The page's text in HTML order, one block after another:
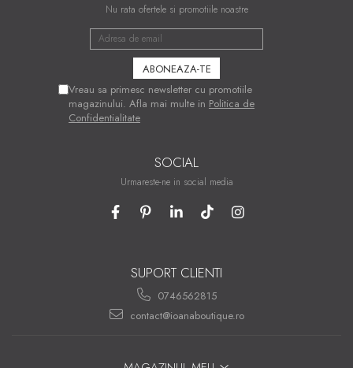
Nu rata ofertele si promotiile noastre
Vreau sa primesc newsletter cu promotiile
magazinului. Afla mai multe in Politica de
Confidentialitate
SOCIAL
Urmareste-ne in social media
SUPORT CLIENTI
0746562815
contact@ioanaboutique.ro